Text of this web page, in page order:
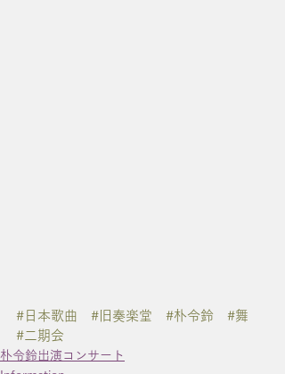
#日本歌曲 #旧奏楽堂 #朴令鈴
#舞
#二期会
朴令鈴出演コンサート